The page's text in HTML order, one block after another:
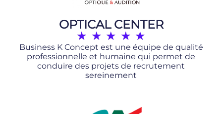
OPTICAL CENTER
★ ★ ★ ★ ★
Business K Concept est une équipe de qualité
professionnelle et humaine qui permet de
conduire des projets de recrutement
sereinement